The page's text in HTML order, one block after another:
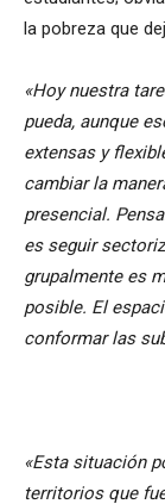
la pobreza que
«Hoy nuestra
pueda, aunque
extensas y
cambiar la
presencial.
es seguir
grupalmente es
posible. El
conformar las
«Esta situación
territorios que